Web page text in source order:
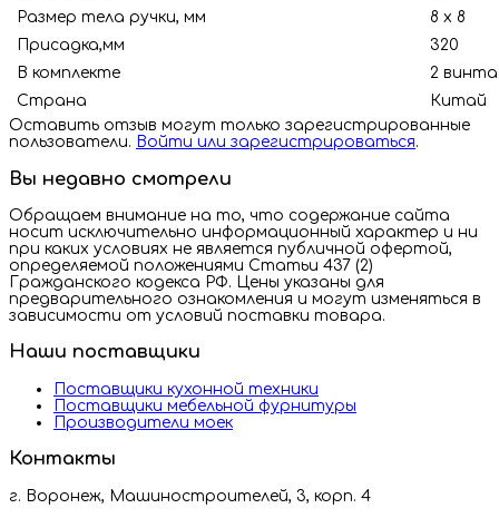
Размер тела ручки, мм
8 х 8
Присадка,мм
320
В комплекте
2
Страна
Китай
Оставить отзыв могут только зарегистрированные
пользователи. Войти или зарегистрироваться.
Вы недавно смотрели
Обращаем внимание на то, что содержание сайта
носит исключительно информационный характер и ни
при каких условиях не является публичной офертой,
определяемой положениями Статьи 437 (2)
Гражданского кодекса РФ. Цены указаны для
предварительного ознакомления и могут изменяться в
зависимости от условий поставки товара.
Наши поставщики
Поставщики кухонной техники
Поставщики мебельной фурнитуры
Производители моек
Контакты
г. Воронеж, Машиностроителей, 3, корп. 4